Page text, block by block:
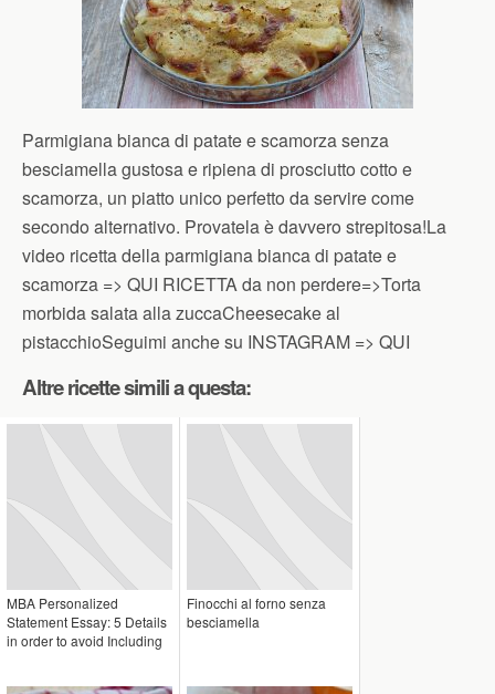
Parmigiana bianca di patate e scamorza senza
besciamella gustosa e ripiena di prosciutto cotto e
scamorza, un piatto unico perfetto da servire come
secondo alternativo. Provatela è davvero strepitosa!La
video ricetta della parmigiana bianca di patate e
scamorza => QUI RICETTA da non perdere=>Torta
morbida salata alla zuccaCheesecake al
pistacchioSeguimi anche su INSTAGRAM => QUI
Altre ricette simili a questa:
MBA Personalized
Statement Essay: 5 Details
in order to avoid Including
Finocchi al forno senza
besciamella